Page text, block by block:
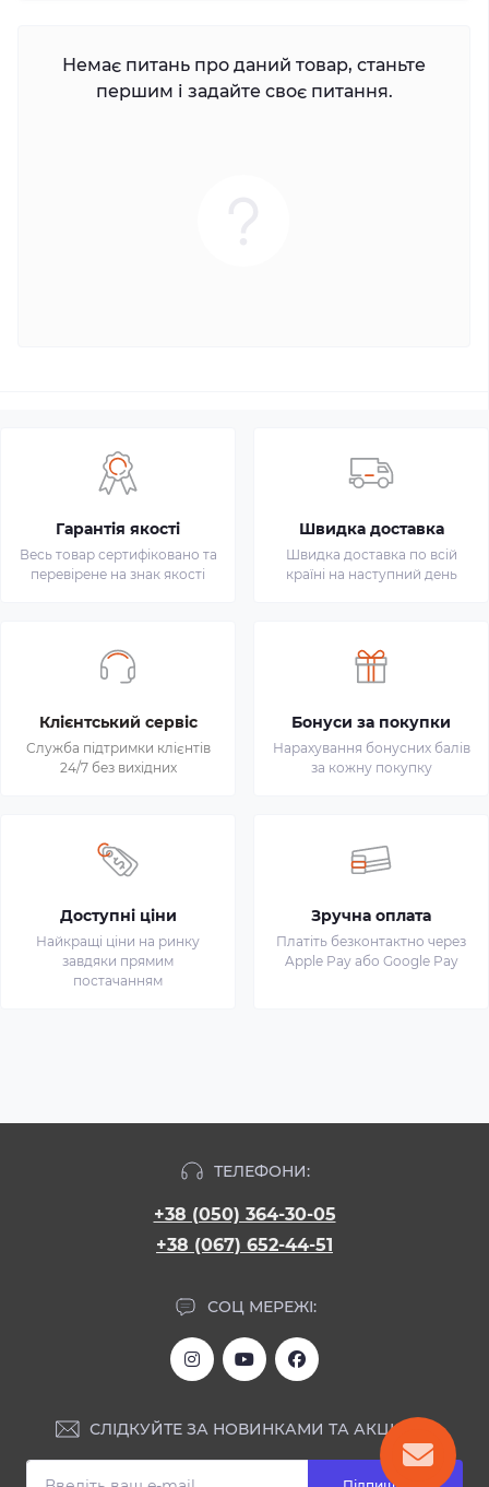
Немає питань про даний товар, станьте
першим і задайте своє питання.
Гарантія якості
Весь товар сертифіковано та
перевірене на знак якості
Швидка доставка
Швидка доставка по всій
країні на наступний день
Клієнтський сервіс
Служба підтримки клієнтів
24/7 без вихідних
Бонуси за покупки
Нарахування бонусних балів
за кожну покупку
Доступні ціни
Найкращі ціни на ринку
завдяки прямим
постачанням
Зручна оплата
Платіть безконтактно через
Apple Pay або Google Pay
ТЕЛЕФОНИ:
+38 (050) 364-30-05
+38 (067) 652-44-51
СОЦ МЕРЕЖІ:
СЛІДКУЙТЕ ЗА НОВИНКАМИ ТА АКЦІЯМИ: